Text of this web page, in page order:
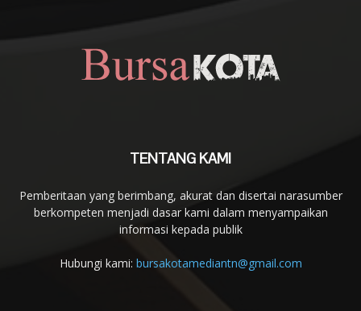
TENTANG KAMI
Pemberitaan yang berimbang, akurat dan disertai narasumber
berkompeten menjadi dasar kami dalam menyampaikan
informasi kepada publik
Hubungi kami: bursakotamediantn@gmail.com